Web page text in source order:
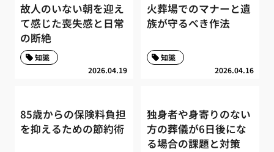
故人のいない朝を迎え
て感じた喪失感と日常
の断絶
2026.04.19
知識
火葬場でのマナーと遺
族が守るべき作法
2026.04.16
知識
85歳からの保険料負担
を抑えるための節約術
独身者や身寄りのない
方の葬儀が6日後にな
る場合の課題と対策